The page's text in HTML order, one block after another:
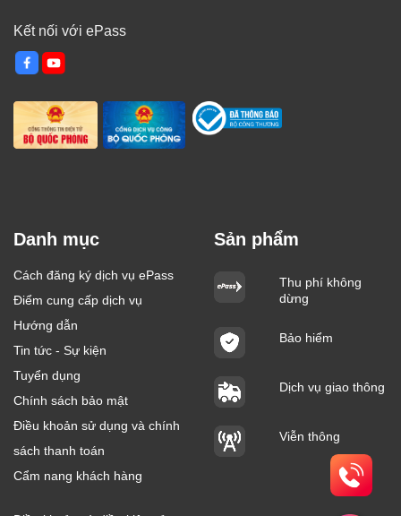
Kết nối với ePass
Danh mục
Cách đăng ký dịch vụ ePass
Điểm cung cấp dịch vụ
Hướng dẫn
Tin tức - Sự kiện
Tuyển dụng
Chính sách bảo mật
Điều khoản sử dụng và chính
sách thanh toán
Cẩm nang khách hàng
Sản phẩm
Thu phí không
dừng
Bảo hiểm
Dịch vụ giao thông
Viễn thông